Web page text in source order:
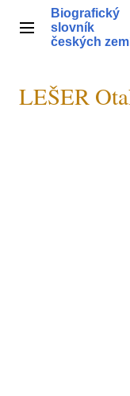
obsahHlavní menu
Biografický
slovník
českých
LEŠER